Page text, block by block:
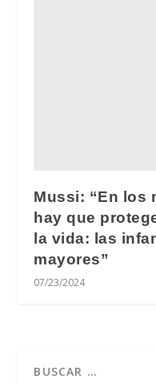
Mussi: “En los
hay que
la vida: las
mayores”
07/23/2024